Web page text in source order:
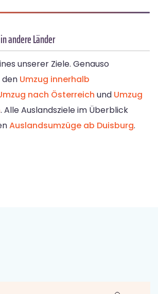
andere Länder
unserer Ziele. Genauso
den Umzug innerhalb
nach Österreich und Umzug
. Alle Auslandsziele im Überblick
Auslandsumzüge ab Duisburg.